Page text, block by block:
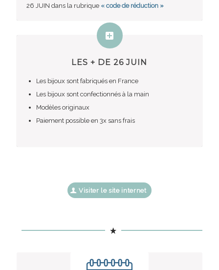
26 JUIN dans la rubrique « code de réduction »
LES+ DE 26 JUIN
Les bijoux sont fabriqués en France
Les bijoux sont confectionnés à la main
Modèles originaux
Paiement possible en 3x sans frais
Visiter le site internet